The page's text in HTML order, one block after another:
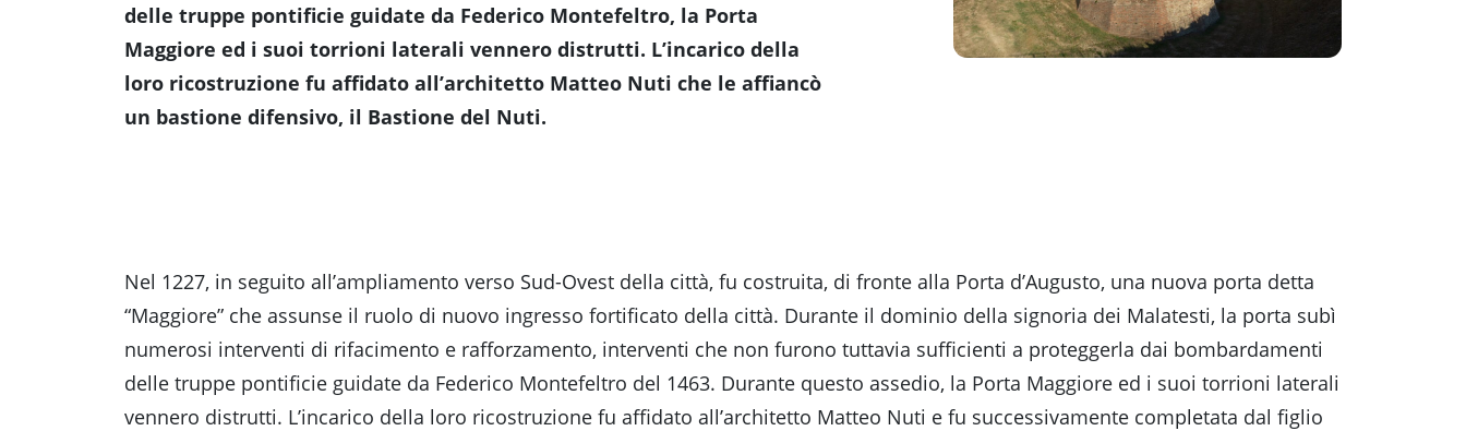
delle truppe pontificie guidate da Federico Montefeltro, la Porta
Maggiore ed i suoi torrioni laterali vennero distrutti. L’incarico della
loro ricostruzione fu affidato all’architetto Matteo Nuti che le affiancò
un bastione difensivo, il Bastione del Nuti.
Nel 1227, in seguito all’ampliamento verso Sud-Ovest della città, fu costruita, di fronte alla Porta d’Augusto, una nuova porta detta
“Maggiore” che assunse il ruolo di nuovo ingresso fortificato della città. Durante il dominio della signoria dei Malatesti, la porta subì
numerosi interventi di rifacimento e rafforzamento, interventi che non furono tuttavia sufficienti a proteggerla dai bombardamenti
delle truppe pontificie guidate da Federico Montefeltro del 1463. Durante questo assedio, la Porta Maggiore ed i suoi torrioni laterali
vennero distrutti. L’incarico della loro ricostruzione fu affidato all’architetto Matteo Nuti e fu successivamente completata dal figlio